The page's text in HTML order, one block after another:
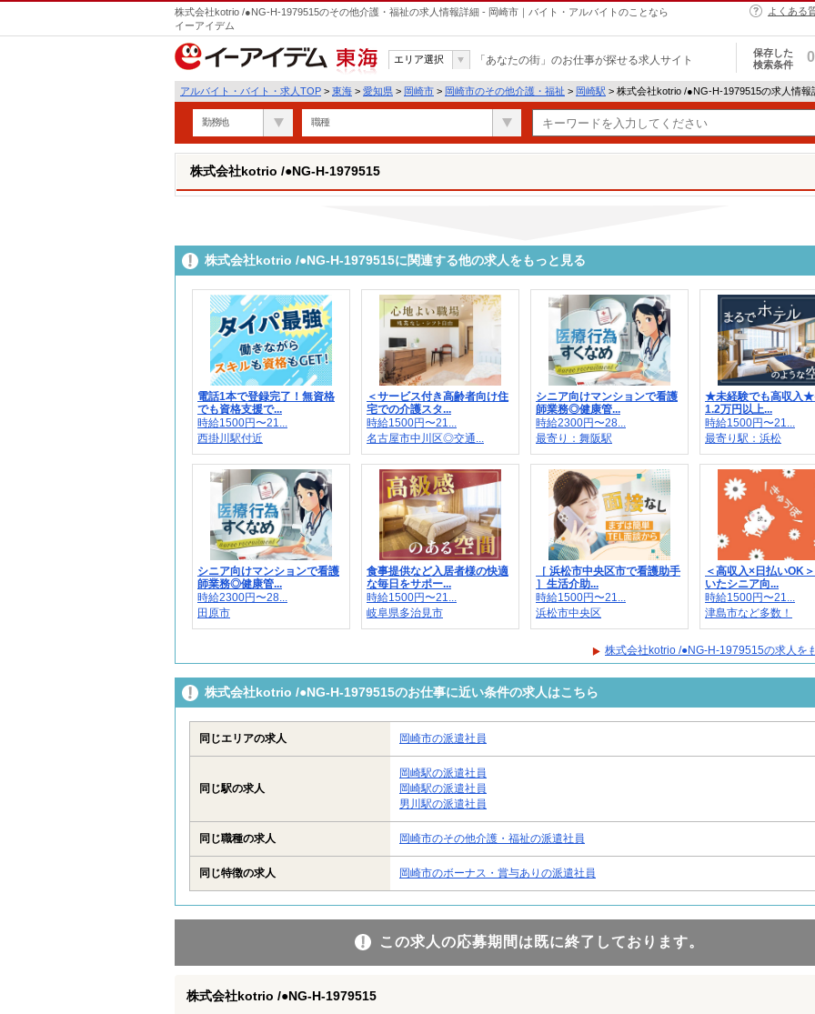
株式会社kotrio /●NG-H-1979515のその他介護・福祉の求人情報詳細 - 岡崎市｜バイト・アルバイトのことなら
イーアイデム
よくある
東海
エリア選択 「あなたの街」のお仕事が探せる求人サイト
保存した
検索条件
0
アルバイト・バイト・求人TOP > 東海 > 愛知県 > 岡崎市 > 岡崎市のその他介護・福祉 > 岡崎駅 > 株式会社kotrio /●NG-H-1979515の求人情報
勤務地 職種
株式会社kotrio /●NG-H-1979515
株式会社kotrio /●NG-H-1979515に関連する他の求人をもっと見る
電話1本で登録完了！無資格
でも資格支援で...
時給1500円〜21...
西掛川駅付近
＜サービス付き高齢者向け住
宅での介護スタ...
時給1500円〜21...
名古屋市中川区◎交通...
シニア向けマンションで看護
師業務◎健康管...
時給2300円〜28...
最寄り：舞阪駅
★未経験でも高収入
1.2万円以上...
時給1500円〜21...
最寄り駅：浜松
シニア向けマンションで看護
師業務◎健康管...
時給2300円〜28...
田原市
食事提供など入居者様の快適
な毎日をサポー...
時給1500円〜21...
岐阜県多治見市
［ 浜松市中央区市で看護助手
］生活介助...
時給1500円〜21...
浜松市中央区
＜高収入×日払いOK
いたシニア向...
時給1500円〜21...
津島市など多数！
株式会社kotrio /●NG-H-1979515の求人を
株式会社kotrio /●NG-H-1979515のお仕事に近い条件の求人はこちら
同じエリアの求人 岡崎市の派遣社員
同じ駅の求人
岡崎駅の派遣社員
岡崎駅の派遣社員
男川駅の派遣社員
同じ職種の求人 岡崎市のその他介護・福祉の派遣社員
同じ特徴の求人 岡崎市のボーナス・賞与ありの派遣社員
この求人の応募期間は既に終了しております。
株式会社kotrio /●NG-H-1979515